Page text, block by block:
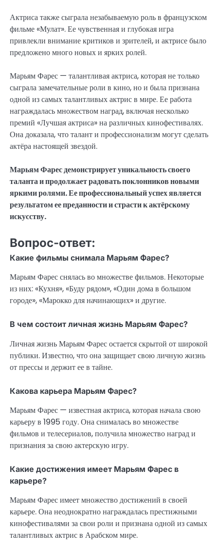
Актриса также сыграла незабываемую роль в французском
фильме «Мулат». Ее чувственная и глубокая игра
привлекли внимание критиков и зрителей, и актрисе было
предложено много новых и ярких ролей.
Марьям Фарес — талантливая актриса, которая не только
сыграла замечательные роли в кино, но и была признана
одной из самых талантливых актрис в мире. Ее работа
награждалась множеством наград, включая несколько
премий «Лучшая актриса» на различных кинофестивалях.
Она доказала, что талант и профессионализм могут сделать
актёра настоящей звездой.
Марьям Фарес демонстрирует уникальность своего
таланта и продолжает радовать поклонников новыми
яркими ролями. Ее профессиональный успех является
результатом ее преданности и страсти к актёрскому
искусству.
Вопрос-ответ:
Какие фильмы снимала Марьям Фарес?
Марьям Фарес снялась во множестве фильмов. Некоторые
из них: «Кухня», «Буду рядом», «Один дома в большом
городе», «Марокко для начинающих» и другие.
В чем состоит личная жизнь Марьям Фарес?
Личная жизнь Марьям Фарес остается скрытой от широкой
публики. Известно, что она защищает свою личную жизнь
от прессы и держит ее в тайне.
Какова карьера Марьям Фарес?
Марьям Фарес — известная актриса, которая начала свою
карьеру в 1995 году. Она снималась во множестве
фильмов и телесериалов, получила множество наград и
признания за свою актерскую игру.
Какие достижения имеет Марьям Фарес в
карьере?
Марьям Фарес имеет множество достижений в своей
карьере. Она неоднократно награждалась престижными
кинофестивалями за свои роли и признана одной из самых
талантливых актрис в Арабском мире.